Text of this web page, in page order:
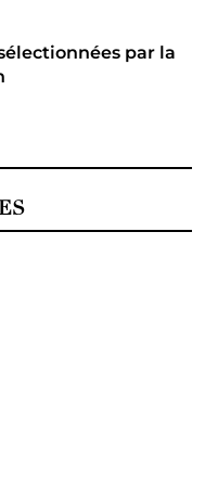
par la